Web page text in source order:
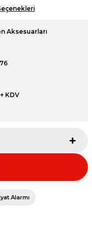
Aksesuarları
KDV
Alarmı